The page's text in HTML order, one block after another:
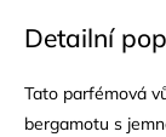
Detailní
Tato parfémová
bergamotu s